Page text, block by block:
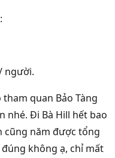
người.
quan Bảo Tàng
nhé. Đi Bà Hill hết bao
cũng năm được tổng
không ạ, chỉ mất